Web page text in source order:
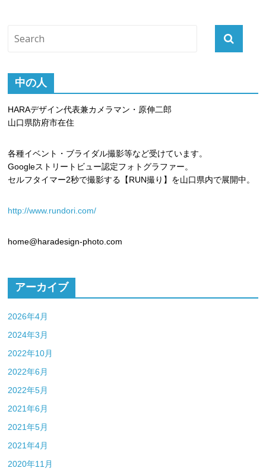
中の人
HARAデザイン代表兼カメラマン・原伸二郎
山口県防府市在住
各種イベント・ブライダル撮影等など受けています。
Googleストリートビュー認定フォトグラファー。
セルフタイマー2秒で撮影する【RUN撮り】を山口県内で展開中。
http://www.rundori.com/
home@haradesign-photo.com
アーカイブ
2026年4月
2024年3月
2022年10月
2022年6月
2022年5月
2021年6月
2021年5月
2021年4月
2020年11月